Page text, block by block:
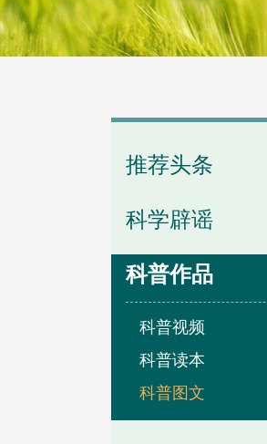
组织体系
学会章程
群
推荐头条
科学辟谣
科普作品
科普视频
科普读本
科普图文